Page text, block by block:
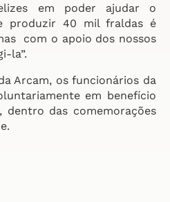
em poder ajudar o
produzir 40 mil fraldas é
com o apoio dos nossos
la”.
Arcam, os funcionários da
em benefício
dentro das comemorações